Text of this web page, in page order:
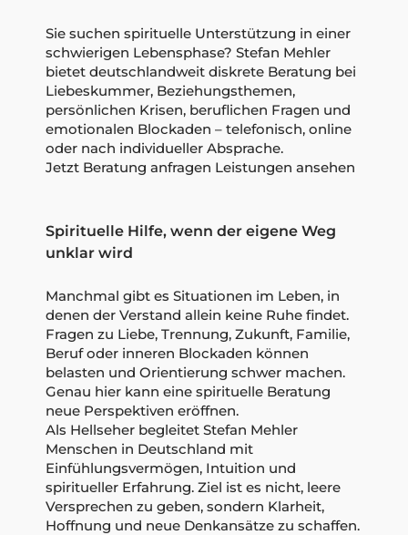
Sie suchen spirituelle Unterstützung in einer
schwierigen Lebensphase? Stefan Mehler
bietet deutschlandweit diskrete Beratung bei
Liebeskummer, Beziehungsthemen,
persönlichen Krisen, beruflichen Fragen und
emotionalen Blockaden – telefonisch, online
oder nach individueller Absprache.
Jetzt Beratung anfragen Leistungen ansehen
Spirituelle Hilfe, wenn der eigene Weg
unklar wird
Manchmal gibt es Situationen im Leben, in
denen der Verstand allein keine Ruhe findet.
Fragen zu Liebe, Trennung, Zukunft, Familie,
Beruf oder inneren Blockaden können
belasten und Orientierung schwer machen.
Genau hier kann eine spirituelle Beratung
neue Perspektiven eröffnen.
Als Hellseher begleitet Stefan Mehler
Menschen in Deutschland mit
Einfühlungsvermögen, Intuition und
spiritueller Erfahrung. Ziel ist es nicht, leere
Versprechen zu geben, sondern Klarheit,
Hoffnung und neue Denkansätze zu schaffen.